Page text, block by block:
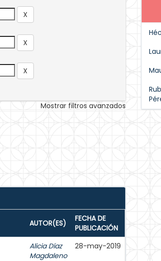
Mostrar filtros avanzados
AUTOR(ES)
FECHA DE
PUBLICACIÓN
Alicia Díaz
Magdaleno
28-may-2019